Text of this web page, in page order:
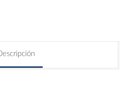
Descripción